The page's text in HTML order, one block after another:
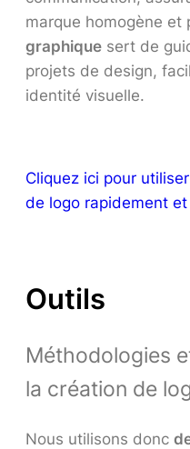
marque homogène et
graphique sert de
projets de design,
identité visuelle.
Cliquez ici pour
de logo rapidement
Outils
Méthodologies
la création de
Nous utilisons donc